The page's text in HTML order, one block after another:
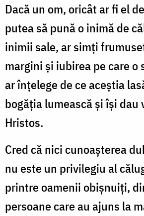
Dacă un om, oricât ar fi el
putea să pună o inimă de
inimii sale, ar simţi
margini şi iubirea pe care o
ar înţelege de ce aceştia
bogăţia lumească şi îşi dau
Hristos.
Cred că nici cunoaşterea
nu este un privilegiu al
printre oamenii obişnuiţi,
persoane care au ajuns la